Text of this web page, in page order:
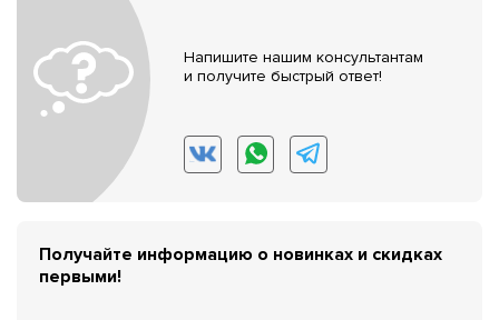
Напишите нашим консультантам
и получите быстрый ответ!
Получайте информацию о новинках и скидках
первыми!